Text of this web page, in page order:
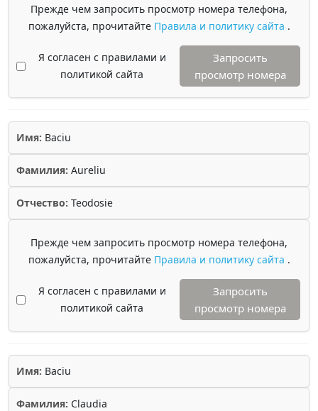
Прежде чем запросить просмотр номера телефона,
пожалуйста, прочитайте Правила и политику сайта .
Я согласен с правилами и
политикой сайта
Запросить
просмотр номера
Имя: Baciu
Фамилия: Aureliu
Отчество: Teodosie
Прежде чем запросить просмотр номера телефона,
пожалуйста, прочитайте Правила и политику сайта .
Я согласен с правилами и
политикой сайта
Запросить
просмотр номера
Имя: Baciu
Фамилия: Claudia